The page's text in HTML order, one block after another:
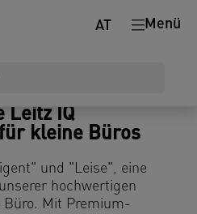
Menü
AT
Leitz IQ
kleine Büros
und "Leise", eine
hochwertigen
Mit Premium-